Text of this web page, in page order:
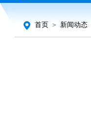
首页 ＞ 新闻动态